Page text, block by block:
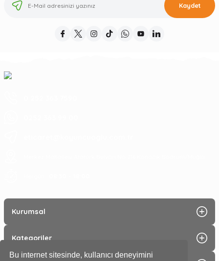
Bu internet sitesinde, kullanıcı deneyimini
Kaydet
Kurumsal
Kategoriler